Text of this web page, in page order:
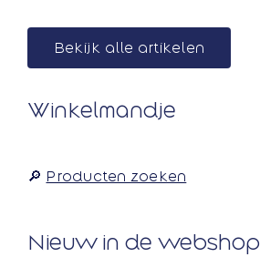
naar
Bekijk alle artikelen
Winkelmandje
🔎 Producten zoeken
Nieuw in de webshop